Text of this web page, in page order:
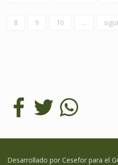
8
9 10 …
Desarrollado por Cesefor para el